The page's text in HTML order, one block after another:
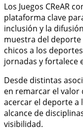
Los Juegos CReAR
plataforma clave
inclusión y la
muestra del deporte
chicos a los
jornadas y fortalece
Desde distintas
en remarcar el valor
acercar el deporte a
alcance de
visibilidad.